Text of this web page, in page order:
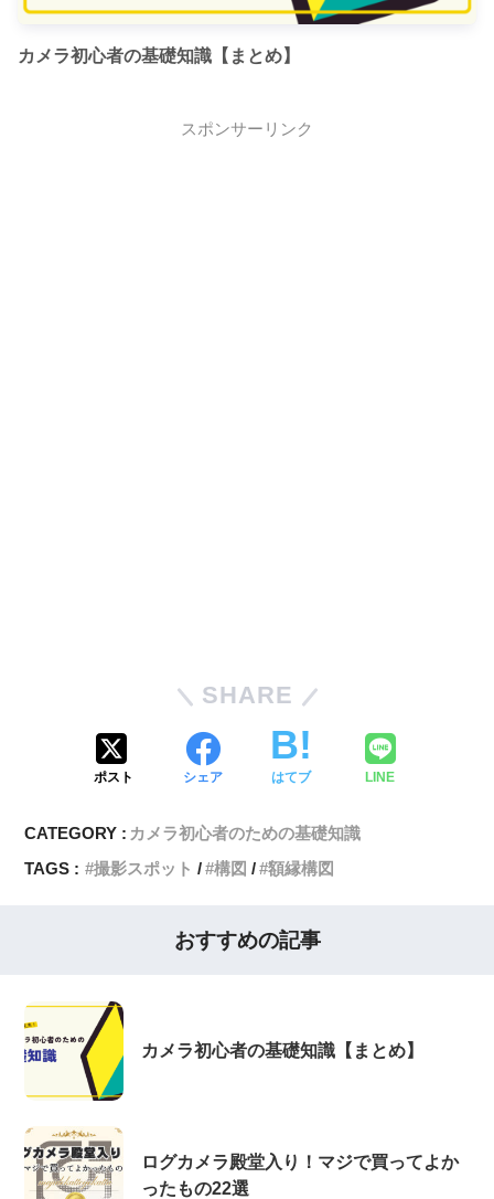
カメラ初心者の基礎知識【まとめ】
スポンサーリンク
SHARE
ポスト シェア はてブ LINE
CATEGORY : カメラ初心者のための基礎知識
TAGS :
撮影スポット 構図 額縁構図
おすすめの記事
カメラ初心者の基礎知識【まとめ】
ログカメラ殿堂入り！マジで買ってよか
ったもの22選